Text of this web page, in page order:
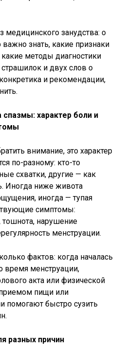
медицинского занудства: о
важно знать, какие признаки
методы диагностики
и двух слов о
и рекомендации,
спазмы: характер боли и
внимание, это характер
по-разному: кто-то
схватки, другие — как
Иногда ниже живота
иногда — тупая
симптомы:
нарушение
менструации.
фактов: когда началась
время менструации,
акта или физической
приемом пищи или
помогают быстро сузить
разных причин